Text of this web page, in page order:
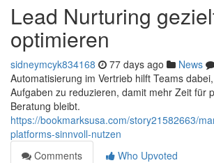
Lead Nurturing
optimieren
sidneymcyk834168 77 days ago News
Automatisierung im Vertrieb hilft Teams
Aufgaben zu reduzieren, damit mehr Zeit für
Beratung bleibt.
https://bookmarksusa.com/story21582663/
platforms-sinnvoll-nutzen
Comments
Who Upvoted